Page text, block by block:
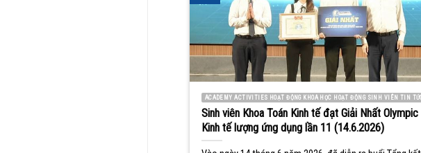
ACADEMY ACTIVITIES HOẠT ĐỘNG KHOA HỌC HOẠT ĐỘNG SINH VIÊN TIN
Sinh viên Khoa Toán Kinh tế đạt Giải Nhất Olympic
Kinh tế lượng ứng dụng lần 11 (14.6.2026)